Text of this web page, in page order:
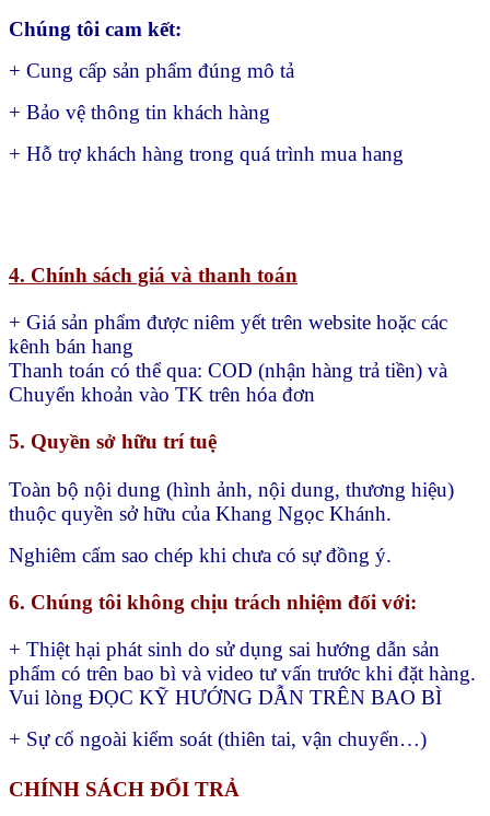
Chúng tôi cam kết:
+ Cung cấp sản phẩm đúng mô tả
+ Bảo vệ thông tin khách hàng
+ Hỗ trợ khách hàng trong quá trình mua hang
4. Chính sách giá và thanh toán
+ Giá sản phẩm được niêm yết trên website hoặc các
kênh bán hang
Thanh toán có thể qua: COD (nhận hàng trả tiền) và
Chuyển khoản vào TK trên hóa đơn
5. Quyền sở hữu trí tuệ
Toàn bộ nội dung (hình ảnh, nội dung, thương hiệu)
thuộc quyền sở hữu của Khang Ngọc Khánh.
Nghiêm cấm sao chép khi chưa có sự đồng ý.
6. Chúng tôi không chịu trách nhiệm đối với:
+ Thiệt hại phát sinh do sử dụng sai hướng dẫn sản
phẩm có trên bao bì và video tư vấn trước khi đặt hàng.
Vui lòng ĐỌC KỸ HƯỚNG DẪN TRÊN BAO BÌ
+ Sự cố ngoài kiểm soát (thiên tai, vận chuyển…)
CHÍNH SÁCH ĐỔI TRẢ